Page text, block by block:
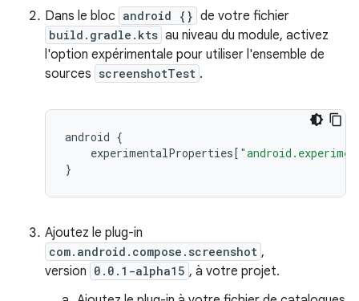
Dans le bloc android {} de votre fichier
build.gradle.kts au niveau du module, activez
l'option expérimentale pour utiliser l'ensemble de
sources screenshotTest .
android {
experimentalProperties [
}
Ajoutez le plug-in
com.android.compose.screenshot ,
version 0.0.1-alpha15 , à votre projet.